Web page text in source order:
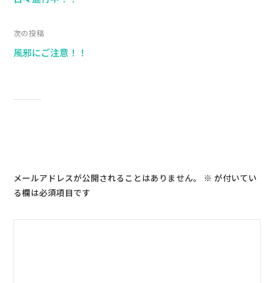
次の投稿
風邪にご注意！！
メールアドレスが公開されることはありません。 ※ が付いてい
る欄は必須項目です